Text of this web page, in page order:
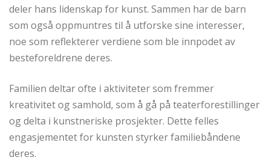
deler hans lidenskap for kunst. Sammen har de barn
som også oppmuntres til å utforske sine interesser,
noe som reflekterer verdiene som ble innpodet av
besteforeldrene deres.
Familien deltar ofte i aktiviteter som fremmer
kreativitet og samhold, som å gå på teaterforestillinger
og delta i kunstneriske prosjekter. Dette felles
engasjementet for kunsten styrker familiebåndene
deres.